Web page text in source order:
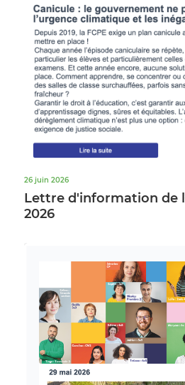
26 juin 2026
Lettre d'information de
2026